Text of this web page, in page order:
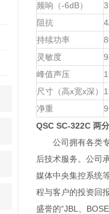
频响（-6dB）
阻抗
持续功率
灵敏度
峰值声压
尺寸（高x宽x深）
净重
QSC SC-322C 两
公司拥有各类专
后技术服务。公司
媒体中央集控系统
程与客户的投资回
盛誉的“JBL、